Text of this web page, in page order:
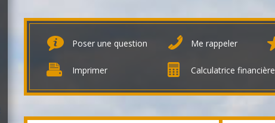
Poser une question Me rappeler
Imprimer Calculatrice financière